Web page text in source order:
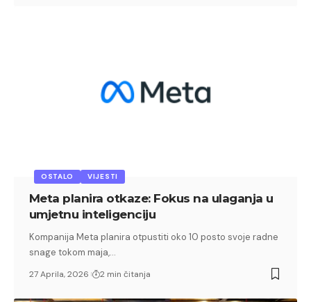
OSTALO VIJESTI
Meta planira otkaze: Fokus na ulaganja u
umjetnu inteligenciju
Kompanija Meta planira otpustiti oko 10 posto svoje radne
snage tokom maja,…
27 Aprila, 2026 2 min čitanja